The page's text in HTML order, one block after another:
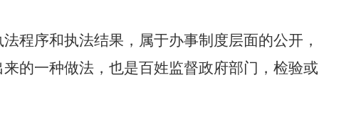
程序和执法结果，属于办事制度层面的公开 ，
的一种做法，也是百姓监督政府部门，检验或